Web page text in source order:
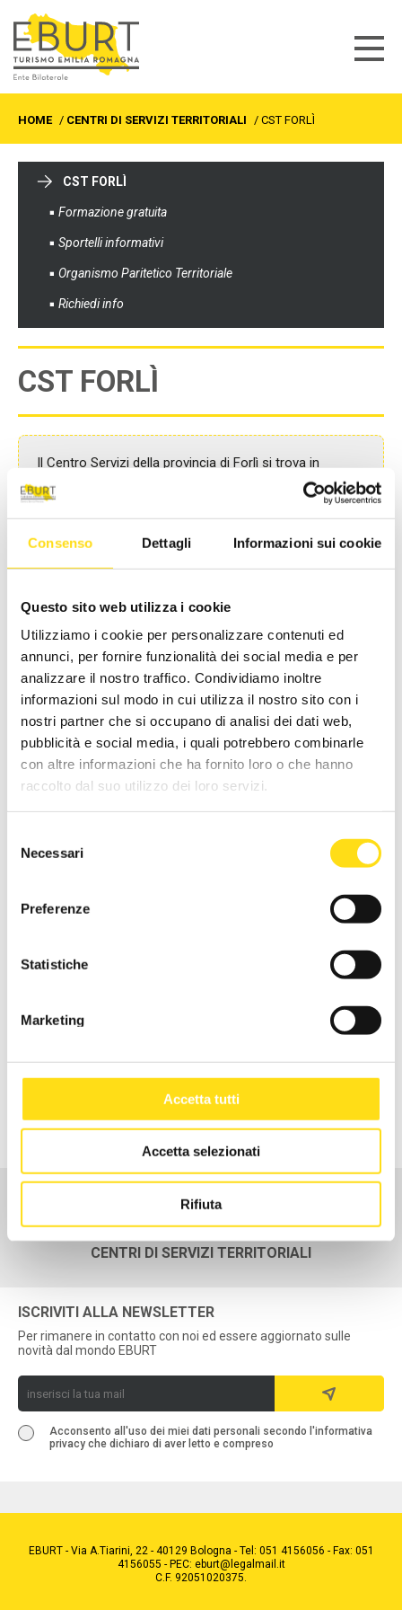
Consenso Dettagli Informazioni sui cookie
Questo sito web utilizza i cookie
Utilizziamo i cookie per personalizzare contenuti ed
annunci, per fornire funzionalità dei social media e per
analizzare il nostro traffico. Condividiamo inoltre
informazioni sul modo in cui utilizza il nostro sito con i
nostri partner che si occupano di analisi dei dati web,
pubblicità e social media, i quali potrebbero combinarle
con altre informazioni che ha fornito loro o che hanno
raccolto dal suo utilizzo dei loro servizi.
delNecessari
Preferenze
Statistiche
Marketing
Accetta tutti
Accetta selezionati
Rifiuta
HOME / CENTRI DI SERVIZI TERRITORIALI / CST FORLÌ
CST FORLÌ
Formazione gratuita
Sportelli informativi
Organismo Paritetico Territoriale
Richiedi info
CST FORLÌ
Il Centro Servizi della provincia di Forlì si trova in
c/o Confcommercio Forlì
Segreteria CST Forlì - Claudia Brighi
Email:cst.forli@eburt.it
Componenti del Comitato di Gestione:
Coordinatore: Alberto Zattini (CONFCOMMERCIO
IMPRESE PER L'ITALIA)
Vicecoordinatore: Anna Lisa Pantera (UILTUCS FORLI')
Stefania Sirilli (CONFCOMMERCIO IMPRESE PER
L'ITALIA)
Andrea Zocca (CONFCOMMERCIO IMPRESE PER
L’ITALIA)
Gianluca Bagnolini (FISASCAT CISL ROMAGNA)
SPORTELLI INFORMATIVI
ORGANISMO PARITETICO TERRITORIALE
CHI SIAMO
ATTIVITÀ
CENTRI DI SERVIZI TERRITORIALI
ISCRIVITI ALLA NEWSLETTER
Per rimanere in contatto con noi ed essere aggiornato sulle
novità dal mondo EBURT
Acconsento all'uso dei miei dati personali secondo l'informativa
privacy che dichiaro di aver letto e compreso
EBURT - Via A.Tiarini, 22 - 40129 Bologna - Tel: 051 4156056 - Fax: 051
4156055 - PEC: eburt@legalmail.it
C.F. 92051020375.